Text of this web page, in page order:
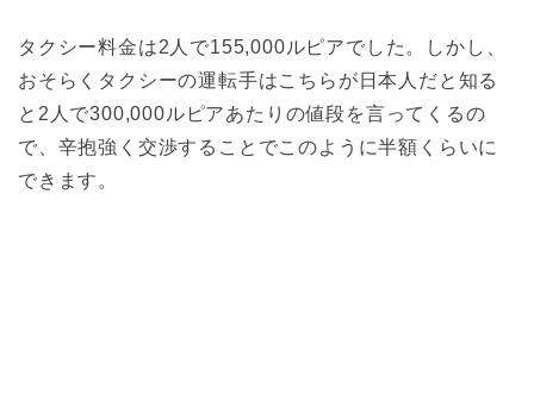
タクシー料金は2人で155,000ルピアでした。しかし、
おそらくタクシーの運転手はこちらが日本人だと知る
と2人で300,000ルピアあたりの値段を言ってくるの
で、辛抱強く交渉することでこのように半額くらいに
できます。